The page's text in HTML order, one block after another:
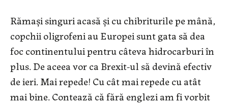
Rămași singuri acasă și cu chibriturile pe mână,
copchii oligrofeni au Europei sunt gata să dea
foc continentului pentru câteva hidrocarburi în
plus. De aceea vor ca Brexit-ul să devină efectiv
de ieri. Mai repede! Cu cât mai repede cu atât
mai bine. Contează că fără englezi am fi vorbit